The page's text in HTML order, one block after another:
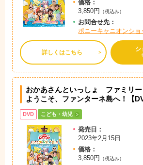
価格：
3,850円
（税込み）
お問合せ先：
ポニーキャニオンシ
詳しくはこちら
シ
おかあさんといっしょ ファミリー
ようこそ、ファンターネ島へ！【
DVD こども・幼児
発売日：
2023年2月15日
価格：
3,850円
（税込み）